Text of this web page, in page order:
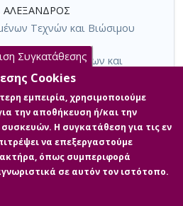
ΑΛΕΞΑΝΔΡΟΣ
Τεχνών και Βιώσιμου
Σχεδιασμός Πόλεων και
την αντικατάσταση του
στην πλειοψηφία του
προδιαγραφών χαμηλής
προβλέπονται μέθοδοι οι οποίες
αναβάθμισης που
οικονομικής αποδοτικότητας
ενέργειας από την
και να υπερκαλύ...
Συγκατάθεσης
Cookies
εμπειρία, χρησιμοποιούμε
την αποθήκευση ή/και την
Η συγκατάθεση για τις εν
να επεξεργαστούμε
όπως συμπεριφορά
σε αυτόν τον ιστότοπο.